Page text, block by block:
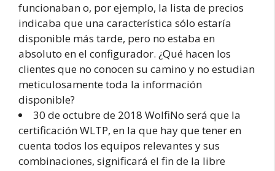
funcionaban o, por ejemplo, la lista de precios
indicaba que una característica sólo estaría
disponible más tarde, pero no estaba en
absoluto en el configurador. ¿Qué hacen los
clientes que no conocen su camino y no estudian
meticulosamente toda la información
disponible?
30 de octubre de 2018 WolfiNo será que la
certificación WLTP, en la que hay que tener en
cuenta todos los equipos relevantes y sus
combinaciones, significará el fin de la libre